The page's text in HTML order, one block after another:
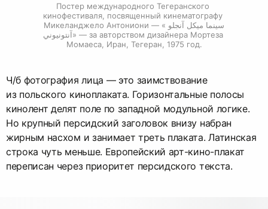
Постер международного Тегеранского
кинофестиваля, посвященный кинематографу
Микеланджело Антониони — «سينما ميكل آنجلو
آنتونيوني» — за авторством дизайнера Мортеза
Момаеса, Иран, Тегеран, 1975 год.
Ч/б фотография лица — это заимствование
из польского киноплаката. Горизонтальные полосы
кинолент делят поле по западной модульной логике.
Но крупный персидский заголовок внизу набран
жирным насхом и занимает треть плаката. Латинская
строка чуть меньше. Европейский арт-кино-плакат
переписан через приоритет персидского текста.